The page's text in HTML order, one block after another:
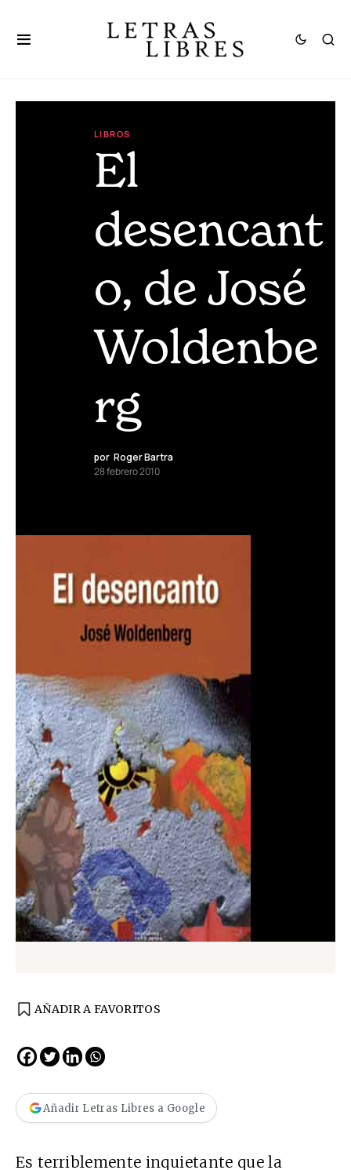
LIBROS
El
desencant
o, de José
Woldenbe
rg
por Roger Bartra
28 febrero 2010
AÑADIR A FAVORITOS
Añadir Letras Libres a Google
Es terriblemente inquietante que la